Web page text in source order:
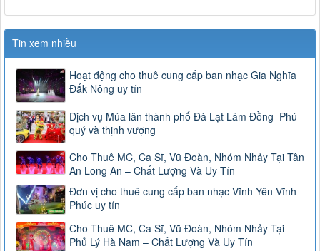
Tin xem nhiều
Hoạt động cho thuê cung cấp ban nhạc Gia Nghĩa
Đắk Nông uy tín
Dịch vụ Múa lân thành phố Đà Lạt Lâm Đồng–Phú
quý và thịnh vượng
Cho Thuê MC, Ca Sĩ, Vũ Đoàn, Nhóm Nhảy Tại Tân
An Long An – Chất Lượng Và Uy Tín
Đơn vị cho thuê cung cấp ban nhạc Vĩnh Yên Vĩnh
Phúc uy tín
Cho Thuê MC, Ca Sĩ, Vũ Đoàn, Nhóm Nhảy Tại
Phủ Lý Hà Nam – Chất Lượng Và Uy Tín